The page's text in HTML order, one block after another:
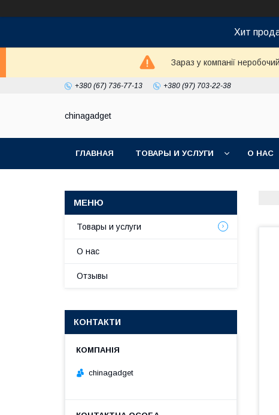
Хит
Зараз у компанії
+380 (67) 736-77-13 +380 (97) 703-22-38
chinagadget
ГЛАВНАЯ ТОВАРЫ И УСЛУГИ О НАС
Товары и услуги
О нас
Отзывы
КОНТАКТИ
chinagadget